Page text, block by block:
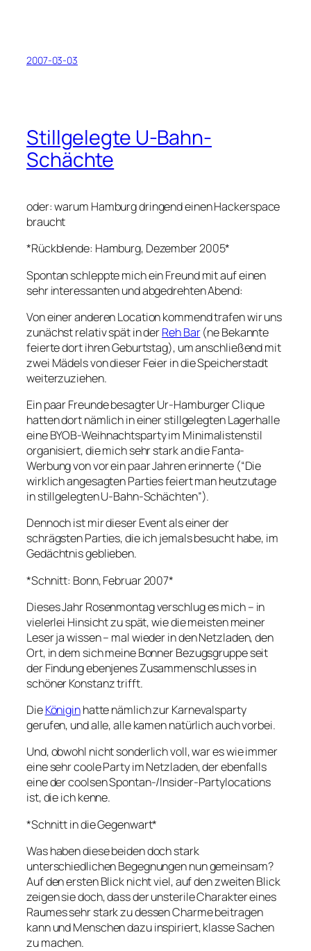
2007-03-03
Stillgelegte U-Bahn-
Schächte
oder: warum Hamburg dringend einen Hackerspace
braucht
*Rückblende: Hamburg, Dezember 2005*
Spontan schleppte mich ein Freund mit auf einen
sehr interessanten und abgedrehten Abend:
Von einer anderen Location kommend trafen wir uns
zunächst relativ spät in derReh Bar(ne Bekannte
feierte dort ihren Geburtstag), um anschließend mit
zwei Mädels von dieser Feier in die Speicherstadt
weiterzuziehen.
Ein paar Freunde besagter Ur-Hamburger Clique
hatten dort nämlich in einer stillgelegten Lagerhalle
eine BYOB-Weihnachtsparty im Minimalistenstil
organisiert, die mich sehr stark an die Fanta-
Werbung von vor ein paar Jahren erinnerte (“Die
wirklich angesagten Parties feiert man heutzutage
in stillgelegten U-Bahn-Schächten”).
Dennoch ist mir dieser Event als einer der
schrägsten Parties, die ich jemals besucht habe, im
Gedächtnis geblieben.
*Schnitt: Bonn, Februar 2007*
Dieses Jahr Rosenmontag verschlug es mich – in
vielerlei Hinsicht zu spät, wie die meisten meiner
Leser ja wissen – mal wieder in den Netzladen, den
Ort, in dem sich meine Bonner Bezugsgruppe seit
der Findung ebenjenes Zusammenschlusses in
schöner Konstanz trifft.
DieKöniginhatte nämlich zur Karnevalsparty
gerufen, und alle, alle kamen natürlich auch vorbei.
Und, obwohl nicht sonderlich voll, war es wie immer
eine sehr coole Party im Netzladen, der ebenfalls
eine der coolsen Spontan-/Insider-Partylocations
ist, die ich kenne.
*Schnitt in die Gegenwart*
Was haben diese beiden doch stark
unterschiedlichen Begegnungen nun gemeinsam?
Auf den ersten Blick nicht viel, auf den zweiten Blick
zeigen sie doch, dass der unsterile Charakter eines
Raumes sehr stark zu dessen Charme beitragen
kann und Menschen dazu inspiriert, klasse Sachen
zu machen.